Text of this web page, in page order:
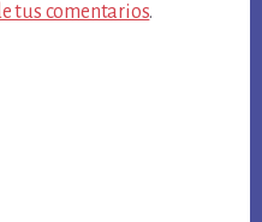
tus comentarios.